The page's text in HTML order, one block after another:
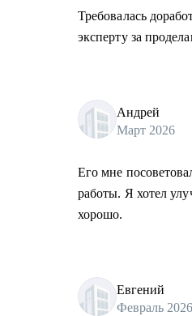
Требовалась
эксперту за
Андрей
Март 2026
Его мне
работы. Я хотел
хорошо.
Евгений
Февраль 2026